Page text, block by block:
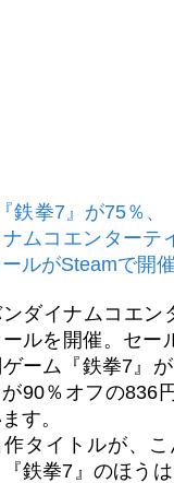
『鉄拳7』が75％
ナムコエンターテ
ルがSteamで開
ダイナムコエン
ルを開催。セー
ーム『鉄拳7』
90％オフの836
す。
タイトルが、こ
鉄拳7』のほう